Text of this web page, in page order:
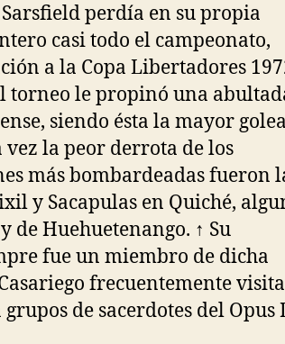
perdía en su propia
casi todo el campeonato,
a la Copa Libertadores
torneo le propinó una
siendo ésta la mayor
la peor derrota de los
más bombardeadas fueron
y Sacapulas en Quiché,
de Huehuetenango. ↑ Su
fue un miembro de dicha
frecuentemente visita
de sacerdotes del Opus